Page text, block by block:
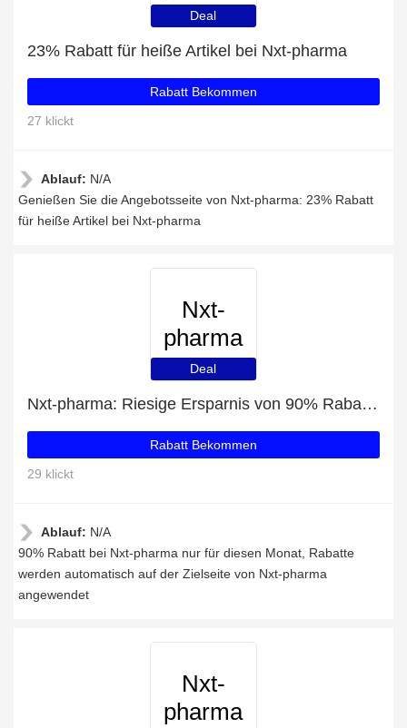
Deal
23% Rabatt für heiße Artikel bei Nxt-pharma
Rabatt Bekommen
27 klickt
Ablauf: N/A
Genießen Sie die Angebotsseite von Nxt-pharma: 23% Rabatt
für heiße Artikel bei Nxt-pharma
Nxt-
pharma
Deal
Nxt-pharma: Riesige Ersparnis von 90% Rabatt auf die gesamte Seite
Rabatt Bekommen
29 klickt
Ablauf: N/A
90% Rabatt bei Nxt-pharma nur für diesen Monat, Rabatte
werden automatisch auf der Zielseite von Nxt-pharma
angewendet
Nxt-
pharma